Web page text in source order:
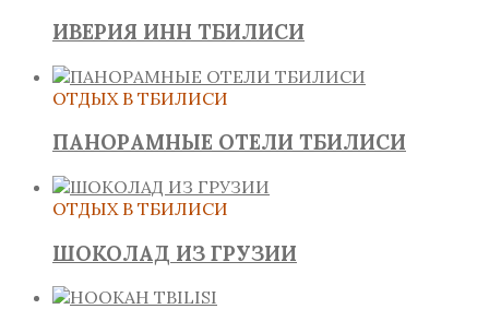
ИВЕРИЯ ИНН ТБИЛИСИ
ОТДЫХ В ТБИЛИСИ
ПАНОРАМНЫЕ ОТЕЛИ ТБИЛИСИ
ОТДЫХ В ТБИЛИСИ
ШОКОЛАД ИЗ ГРУЗИИ